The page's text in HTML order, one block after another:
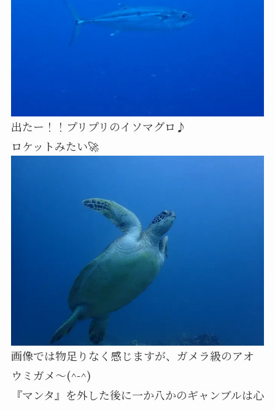
出たー！！プリプリのイソマグロ♪
ロケットみたい🚀
画像では物足りなく感じますが、ガメラ級のアオ
ウミガメ〜(^-^)
『マンタ』を外した後に一か八かのギャンブルは心